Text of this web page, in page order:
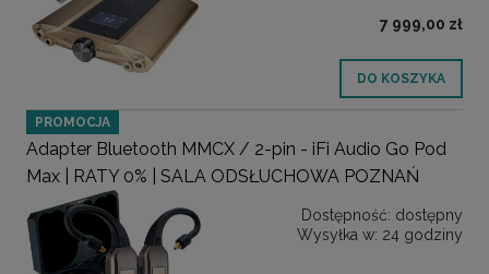
7 999,00 zł
DO KOSZYKA
Adapter Bluetooth MMCX / 2-pin - iFi Audio Go Pod
Max | RATY 0% | SALA ODSŁUCHOWA POZNAŃ
Dostępność: dostępny
Wysyłka w: 24 godziny
PROMOCJA